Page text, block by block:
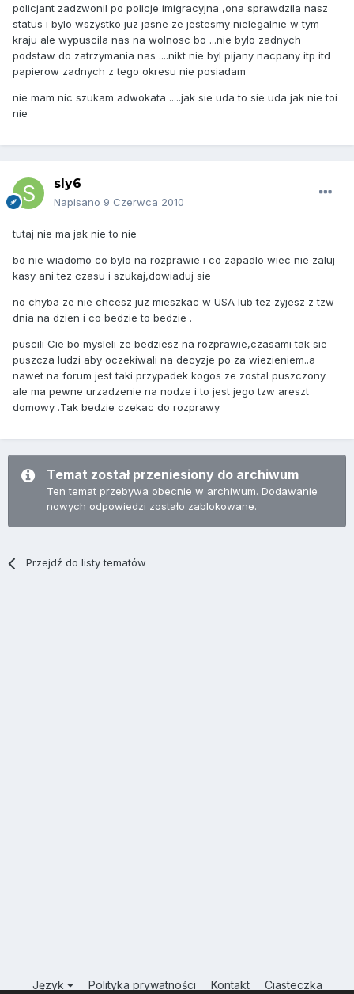
policjant zadzwonil po policje imigracyjna ,ona sprawdzila nasz
status i bylo wszystko juz jasne ze jestesmy nielegalnie w tym
kraju ale wypuscila nas na wolnosc bo ...nie bylo zadnych
podstaw do zatrzymania nas ....nikt nie byl pijany nacpany itp itd
papierow zadnych z tego okresu nie posiadam
nie mam nic szukam adwokata .....jak sie uda to sie uda jak nie toi
nie
sly6
Napisano 9 Czerwca 2010
tutaj nie ma jak nie to nie
bo nie wiadomo co bylo na rozprawie i co zapadlo wiec nie zaluj
kasy ani tez czasu i szukaj,dowiaduj sie
no chyba ze nie chcesz juz mieszkac w USA lub tez zyjesz z tzw
dnia na dzien i co bedzie to bedzie .
puscili Cie bo mysleli ze bedziesz na rozprawie,czasami tak sie
puszcza ludzi aby oczekiwali na decyzje po za wiezieniem..a
nawet na forum jest taki przypadek kogos ze zostal puszczony
ale ma pewne urzadzenie na nodze i to jest jego tzw areszt
domowy .Tak bedzie czekac do rozprawy
Temat został przeniesiony do archiwum
Ten temat przebywa obecnie w archiwum. Dodawanie
nowych odpowiedzi zostało zablokowane.
Przejdź do listy tematów
Język Polityka prywatności Kontakt Ciasteczka